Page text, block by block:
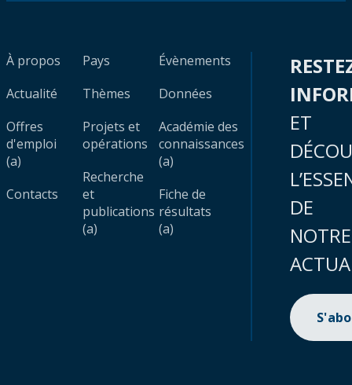
À propos
Actualité
Offres
d'emploi
(a)
Contacts
Pays
Thèmes
Projets et
opérations
Recherche
et
publications
(a)
Évènements
Données
Académie des
connaissances
(a)
Fiche de
résultats
(a)
ET
DE
NOTRE